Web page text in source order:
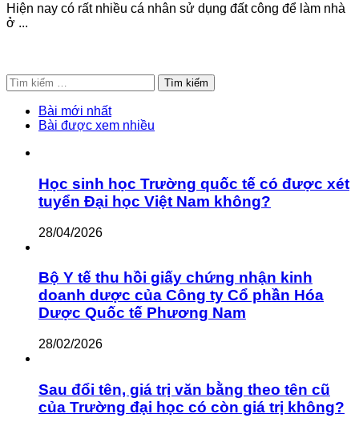
Hiện nay có rất nhiều cá nhân sử dụng đất công để làm nhà
ở ...
Tìm
kiếm
cho:
Bài mới nhất
Bài được xem nhiều
Học sinh học Trường quốc tế có được xét
tuyển Đại học Việt Nam không?
28/04/2026
Bộ Y tế thu hồi giấy chứng nhận kinh
doanh dược của Công ty Cổ phần Hóa
Dược Quốc tế Phương Nam
28/02/2026
Sau đổi tên, giá trị văn bằng theo tên cũ
của Trường đại học có còn giá trị không?